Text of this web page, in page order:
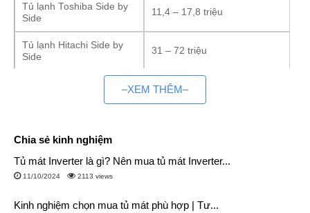
Tủ lạnh Toshiba Side by
Side
11,4 – 17,8 triệu
Tủ lạnh Hitachi Side by
Side
31 – 72 triệu
Tủ lạnh Electrolux Side by
16 – 25 triệu
Định nghĩa
Tủ lạnh Side by Side hay còn có tên gọi khác là tủ lạnh đôi,
ra 02 bên và khép lại ở vị trí chính giữa.
–XEM THÊM–
Chia sẻ kinh nghiệm
Tủ mát Inverter là gì? Nên mua tủ mát Inverter...
11/10/2024 2113 views
Kinh nghiệm chọn mua tủ mát phù hợp | Tư...